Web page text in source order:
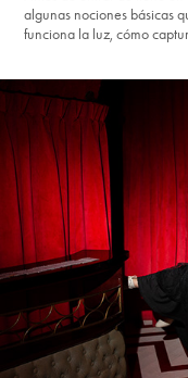
algunas nociones básicas
funciona la luz, cómo